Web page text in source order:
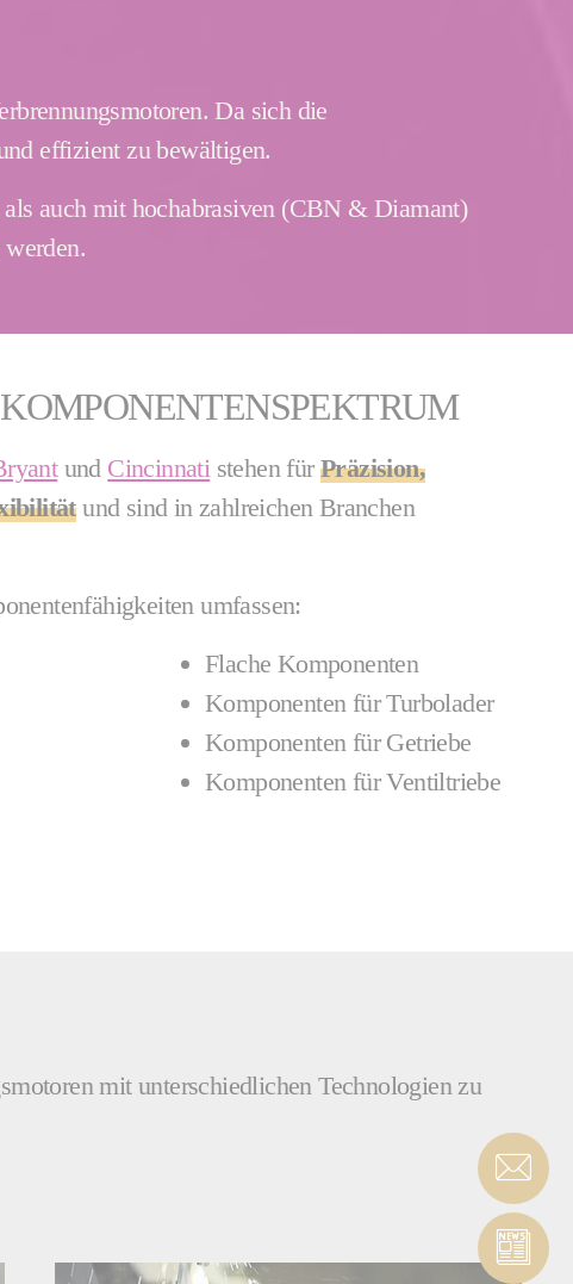
Da sich die
effizient zu bewältigen.
auch mit hochabrasiven (CBN & Diamant)
und Cincinnati stehen fürPräzision,
und sind in zahlreichen Branchen
umfassen:
Flache Komponenten
Komponenten für Turbolader
Komponenten für Getriebe
Komponenten für Ventiltriebe
mit unterschiedlichen Technologien zu